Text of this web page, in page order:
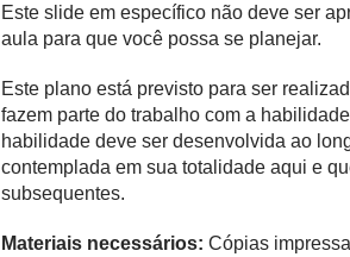
Este slide em específico não deve ser
aula para que você possa se planejar.
Este plano está previsto para ser
fazem parte do trabalho com a
habilidade deve ser desenvolvida ao
contemplada em sua totalidade aqui e
subsequentes.
Materiais necessários: Cópias